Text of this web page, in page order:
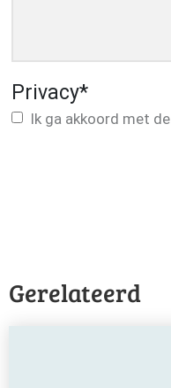
Privacy*
Ik ga akkoord met de
Gerelateerd